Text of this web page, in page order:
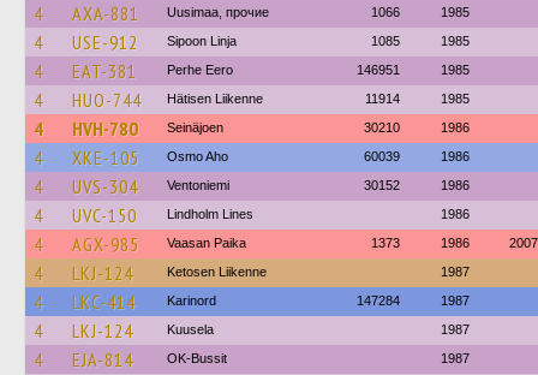
4 AXA-881 Uusimaa, прочие 1066 1985
4 USE-912 Sipoon Linja 1085 1985
4 EAT-381 Perhe Eero 146951 1985
4 HUO-744 Hätisen Liikenne 11914 1985
4 HVH-780 Seinäjoen 30210 1986
4 XKE-105 Osmo Aho 60039 1986
4 UVS-304 Ventoniemi 30152 1986
4 UVC-150 Lindholm Lines 1986
4 AGX-985 Vaasan Paika 1373 1986 2007
4 LKJ-124 Ketosen Liikenne 1987
4 LKC-414 Karinord 147284 1987
4 LKJ-124 Kuusela 1987
4 EJA-814 OK-Bussit 1987